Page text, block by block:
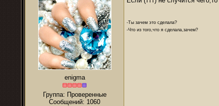
enigma
Группа: Проверенные
Сообщений: 1060
-Ты зачем это сделала?
-Что из того,что я сделала,зачем?